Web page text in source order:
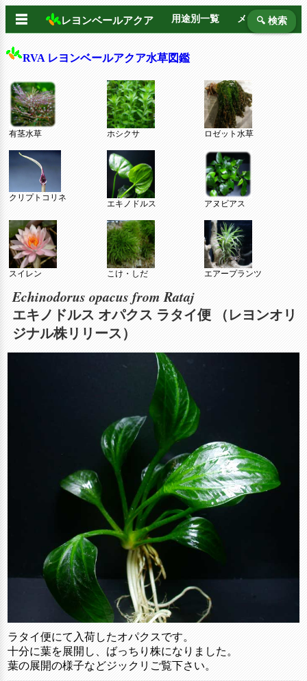
☰ レヨンベールアクア 用途別一覧 メーカー別
🔍 検索
RVA レヨンベールアクア水草図鑑
有茎水草 ホシクサ ロゼット水草
クリプトコリネ
エキノドルス アヌビアス
スイレン こけ・しだ エアープランツ
Echinodorus opacus from Rataj
エキノドルス オパクス ラタイ便 （レヨンオリ
ジナル株リリース）
ラタイ便にて入荷したオパクスです。
十分に葉を展開し、ばっちり株になりました。
葉の展開の様子などジックリご覧下さい。